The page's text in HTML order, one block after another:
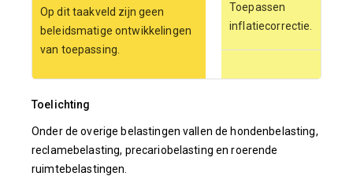
Op dit taakveld zijn geen
beleidsmatige ontwikkelingen
van toepassing.
Toepassen
inflatiecorrectie.
Toelichting
Onder de overige belastingen vallen de hondenbelasting,
reclamebelasting, precariobelasting en roerende
ruimtebelastingen.